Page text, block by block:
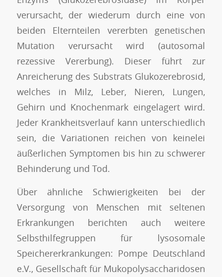
verursacht, der wiederum durch eine von
beiden Elternteilen vererbten genetischen
Mutation verursacht wird (autosomal
rezessive Vererbung). Dieser führt zur
Anreicherung des Substrats Glukozerebrosid,
welches in Milz, Leber, Nieren, Lungen,
Gehirn und Knochenmark eingelagert wird.
Jeder Krankheitsverlauf kann unterschiedlich
sein, die Variationen reichen von keinelei
äußerlichen Symptomen bis hin zu schwerer
Behinderung und Tod.
Über ähnliche Schwierigkeiten bei der
Versorgung von Menschen mit seltenen
Erkrankungen berichten auch weitere
Selbsthilfegruppen für lysosomale
Speichererkrankungen: Pompe Deutschland
e.V., Gesellschaft für Mukopolysaccharidosen